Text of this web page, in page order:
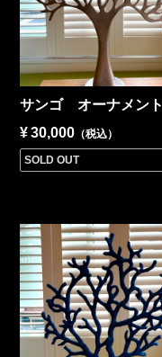
サンゴ オーナメント
¥30,000 （税込）
SOLD OUT